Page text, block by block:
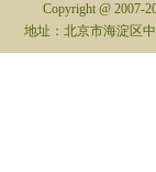
Copyright @ 2007-
地址：北京市海淀区